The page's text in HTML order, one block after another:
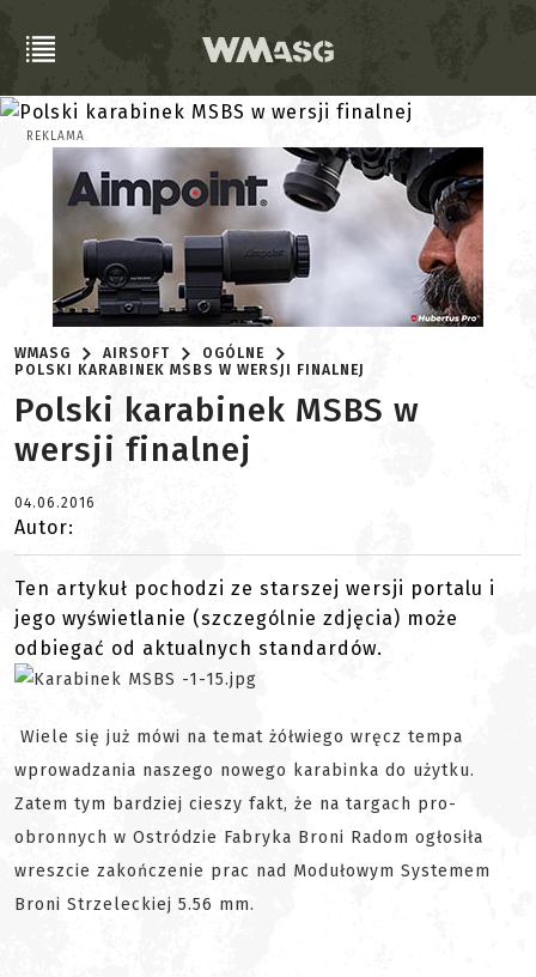
REKLAMA
WMASG AIRSOFT
OGÓLNE
POLSKI KARABINEK MSBS W WERSJI FINALNEJ
Polski karabinek MSBS w
wersji finalnej
04.06.2016
Autor:
Ten artykuł pochodzi ze starszej wersji portalu i
jego wyświetlanie (szczególnie zdjęcia) może
odbiegać od aktualnych standardów.
Wiele się już mówi na temat żółwiego wręcz tempa
wprowadzania naszego nowego karabinka do użytku.
Zatem tym bardziej cieszy fakt, że na targach pro-
obronnych w Ostródzie Fabryka Broni Radom ogłosiła
wreszcie zakończenie prac nad Modułowym Systemem
Broni Strzeleckiej 5.56 mm.